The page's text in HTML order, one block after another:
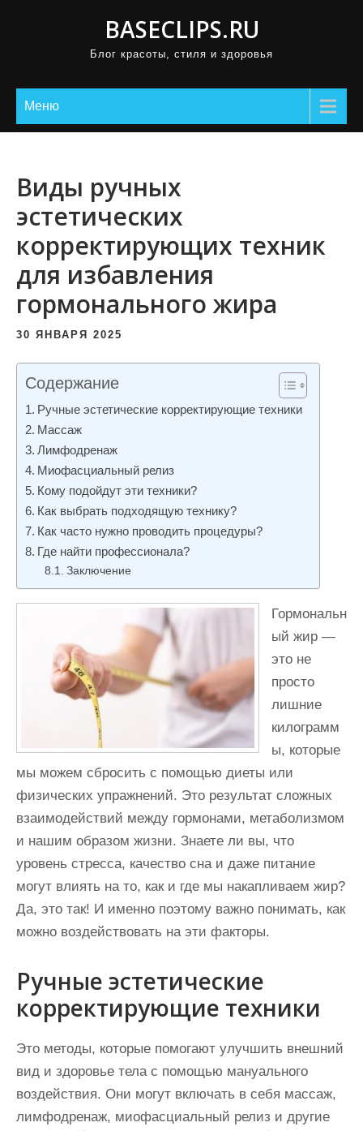
BASECLIPS.RU
Блог красоты, стиля и здоровья
Меню
Виды ручных
эстетических
корректирующих техник
для избавления
гормонального жира
30 ЯНВАРЯ 2025
Содержание
Ручные эстетические корректирующие техники
Массаж
Лимфодренаж
Миофасциальный релиз
Кому подойдут эти техники?
Как выбрать подходящую технику?
Как часто нужно проводить процедуры?
Где найти профессионала?
Заключение
Гормональн
ый жир —
это не
просто
лишние
килограмм
ы, которые
мы можем сбросить с помощью диеты или
физических упражнений. Это результат сложных
взаимодействий между гормонами, метаболизмом
и нашим образом жизни. Знаете ли вы, что
уровень стресса, качество сна и даже питание
могут влиять на то, как и где мы накапливаем жир?
Да, это так! И именно поэтому важно понимать, как
можно воздействовать на эти факторы.
Ручные эстетические
корректирующие техники
Это методы, которые помогают улучшить внешний
вид и здоровье тела с помощью мануального
воздействия. Они могут включать в себя массаж,
лимфодренаж, миофасциальный релиз и другие